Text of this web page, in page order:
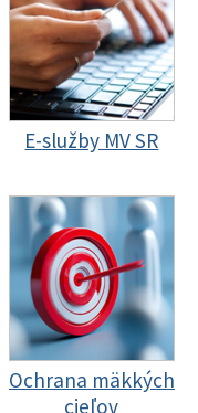
E-služby MV SR
Ochrana mäkkých
cieľov